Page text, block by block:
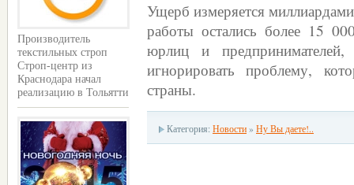
Производитель
текстильных строп
Строп-центр из
Краснодара начал
реализацию в Тольятти
Ущерб измеряется
работы остались более 15
юрлиц и
игнорировать проблему,
страны.
Категория: Новости » Ну Вы даете!..